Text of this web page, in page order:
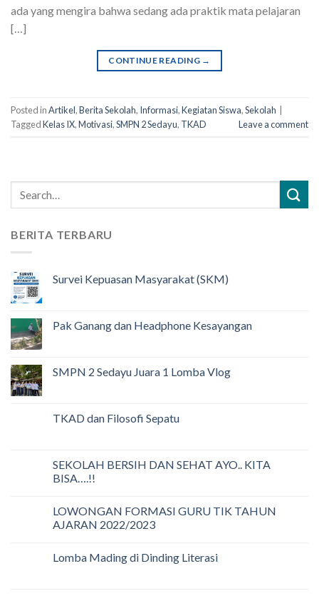
ada yang mengira bahwa sedang ada praktik mata pelajaran
[…]
CONTINUE READING →
Posted inArtikel,Berita Sekolah, Informasi,Kegiatan Siswa,Sekolah
TaggedKelas IX,Motivasi,SMPN 2 Sedayu, TKAD Leave a comment
BERITA TERBARU
Survei Kepuasan Masyarakat (SKM)
Pak Ganang dan Headphone Kesayangan
SMPN 2 Sedayu Juara 1 Lomba Vlog
TKAD dan Filosofi Sepatu
SEKOLAH BERSIH DAN SEHAT AYO.. KITA
BISA….!!
LOWONGAN FORMASI GURU TIK TAHUN
AJARAN 2022/2023
Lomba Mading di Dinding Literasi